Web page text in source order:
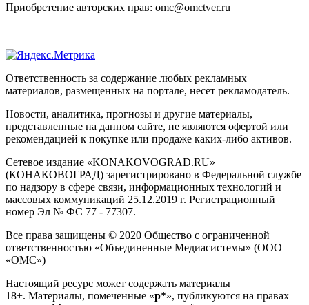
Приобретение авторских прав: omc@omctver.ru
Ответственность за содержание любых рекламных
материалов, размещенных на портале, несет рекламодатель.
Новости, аналитика, прогнозы и другие материалы,
представленные на данном сайте, не являются офертой или
рекомендацией к покупке или продаже каких-либо активов.
Сетевое издание «KONAKOVOGRAD.RU»
(КОНАКОВОГРАД) зарегистрировано в Федеральной службе
по надзору в сфере связи, информационных технологий и
массовых коммуникаций 25.12.2019 г. Регистрационный
номер Эл № ФС 77 - 77307.
Все права защищены © 2020 Общество с ограниченной
ответственностью «Объединенные Медиасистемы» (ООО
«ОМС»)
Настоящий ресурс может содержать материалы
18+. Материалы, помеченные «р*», публикуются на правах